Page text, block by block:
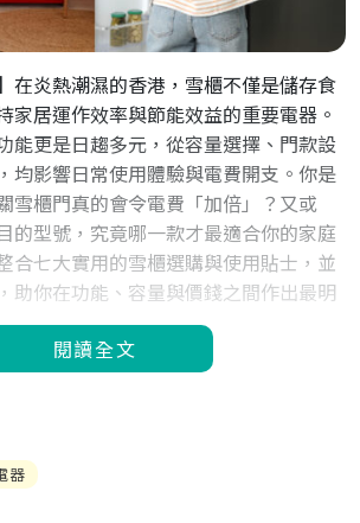
在炎熱潮濕的香港，雪櫃不僅是儲存食
家居運作效率與節能效益的重要電器。
能更是日趨多元，從容量選擇、門款設
均影響日常使用體驗與電費開支。你是
雪櫃門真的會令電費「加倍」？又或
的型號，究竟哪一款才最適合你的家庭
合七大實用的雪櫃選購與使用貼士，並
助你在功能、容量與價錢之間作出最明
閱讀全文
器